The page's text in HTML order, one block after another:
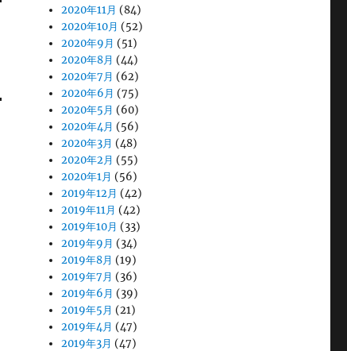
2020年11月 (84)
2020年10月 (52)
2020年9月 (51)
2020年8月 (44)
2020年7月 (62)
2020年6月 (75)
2020年5月 (60)
2020年4月 (56)
2020年3月 (48)
2020年2月 (55)
2020年1月 (56)
2019年12月 (42)
2019年11月 (42)
2019年10月 (33)
2019年9月 (34)
2019年8月 (19)
2019年7月 (36)
2019年6月 (39)
2019年5月 (21)
2019年4月 (47)
2019年3月 (47)